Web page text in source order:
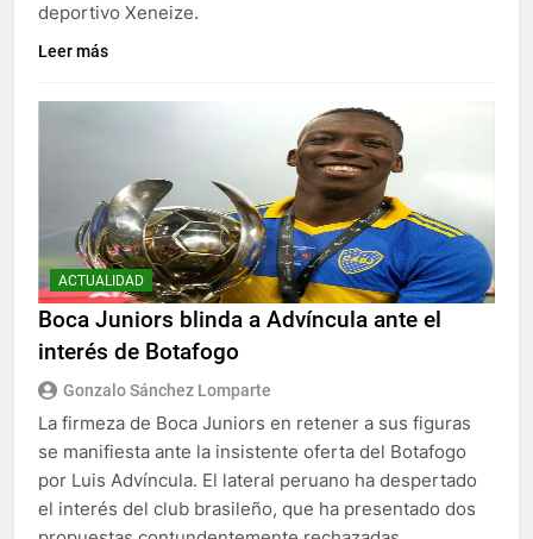
deportivo Xeneize.
Leer más
ACTUALIDAD
Boca Juniors blinda a Advíncula ante el
interés de Botafogo
Gonzalo Sánchez Lomparte
La firmeza de Boca Juniors en retener a sus figuras
se manifiesta ante la insistente oferta del Botafogo
por Luis Advíncula. El lateral peruano ha despertado
el interés del club brasileño, que ha presentado dos